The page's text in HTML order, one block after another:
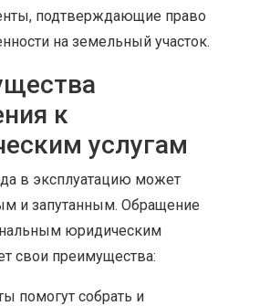
подтверждающие право
на земельный участок.
к
услугам
в эксплуатацию может
и запутанным. Обращение
юридическим
свои преимущества:
помогут собрать и